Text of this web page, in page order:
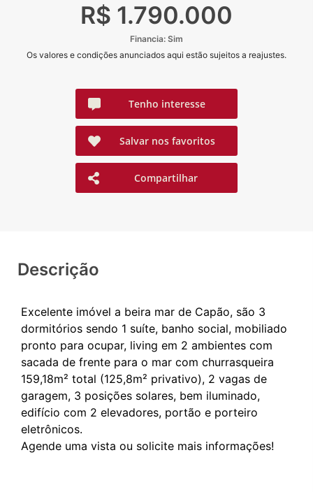
R$ 1.790.000
Financia: Sim
Os valores e condições anunciados aqui estão sujeitos a reajustes.
Tenho interesse
Salvar nos favoritos
Compartilhar
Descrição
Excelente imóvel a beira mar de Capão, são 3
dormitórios sendo 1 suíte, banho social, mobiliado
pronto para ocupar, living em 2 ambientes com
sacada de frente para o mar com churrasqueira
159,18m² total (125,8m² privativo), 2 vagas de
garagem, 3 posições solares, bem iluminado,
edifício com 2 elevadores, portão e porteiro
eletrônicos.